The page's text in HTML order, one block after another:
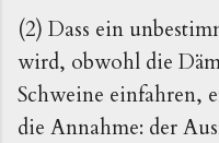
(2) Dass ein
wird, obwohl die
Schweine einfahren,
die Annahme: der